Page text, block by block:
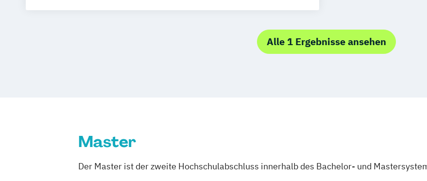
Bilanzbuchhaltung Bildungs- und Berufsberatung
Personalmanagement
Alle 1 Ergebnisse ansehen
Master
Der Master ist der zweite Hochschulabschluss innerhalb des Bachelor- und